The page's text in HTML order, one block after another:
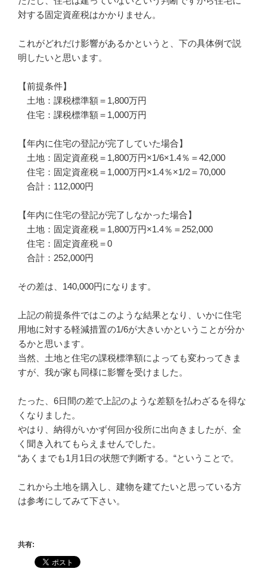
対する固定資産税はかかりません。
これがどれだけ影響があるかというと、下の具体例で説
明したいと思います。
【前提条件】
土地：課税標準額＝1,800万円
住宅：課税標準額＝1,000万円
【年内に住宅の登記が完了していた場合】
土地：固定資産税＝1,800万円×1/6×1.4％＝42,000
住宅：固定資産税＝1,000万円×1.4％×1/2＝70,000
合計：112,000円
【年内に住宅の登記が完了しなかった場合】
土地：固定資産税＝1,800万円×1.4％＝252,000
住宅：固定資産税＝0
合計：252,000円
その差は、140,000円になります。
上記の前提条件ではこのような結果となり、いかに住宅
用地に対する軽減措置の1/6が大きいかということが分か
るかと思います。
当然、土地と住宅の課税標準額によっても変わってきま
すが、我が家も同様に影響を受けました。
たった、6日間の差で上記のような差額を払わざるを得な
くなりました。
やはり、納得がいかず何回か役所に出向きましたが、全
く聞き入れてもらえませんでした。
“あくまでも1月1日の状態で判断する。“ということで。
これから土地を購入し、建物を建てたいと思っている方
は参考にしてみて下さい。
共有: